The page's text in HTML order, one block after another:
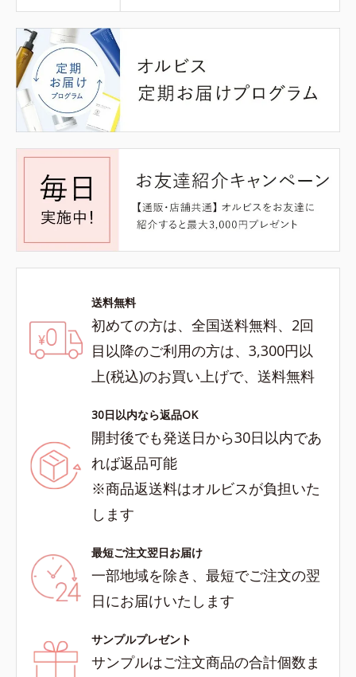
送料無料
初めての方は、全国送料無料、2回
目以降のご利用の方は、3,300円以
上(税込)のお買い上げで、送料無料
30日以内なら返品OK
開封後でも発送日から30日以内であ
れば返品可能
※商品返送料はオルビスが負担いた
します
最短ご注文翌日お届け
一部地域を除き、最短でご注文の翌
日にお届けいたします
サンプルプレゼント
サンプルはご注文商品の合計個数ま